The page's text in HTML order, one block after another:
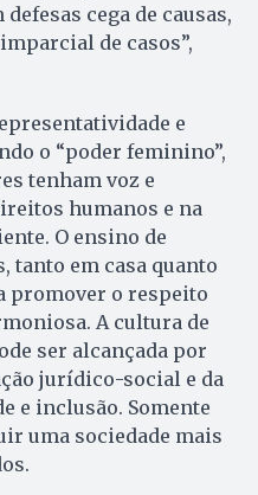
cega de causas,
de casos”,
e
o “poder feminino”,
tenham voz e
humanos e na
O ensino de
tanto em casa quanto
promover o respeito
A cultura de
ser alcançada por
jurídico-social e da
e inclusão. Somente
uma sociedade mais